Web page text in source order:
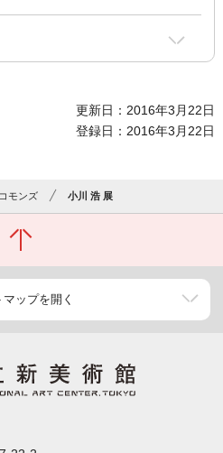
更新日：2016年3月22日
登録日：2016年3月22日
モンズ 小川 浩 展
ップを開く